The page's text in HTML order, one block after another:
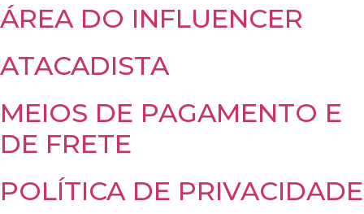
ÁREA DO INFLUENCER
ATACADISTA
MEIOS DE PAGAMENTO E
DE FRETE
POLÍTICA DE PRIVACIDADE